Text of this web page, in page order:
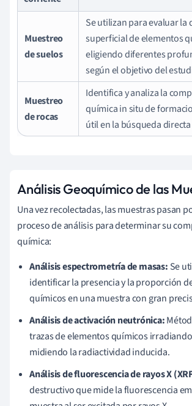
Muestreo
de suelos
Se utilizan para evaluar
superficial de elementos
eligiendo diferentes
según el objetivo del
Muestreo
de rocas
Identifica y analiza la
química in situ de
útil en la búsqueda
Análisis Geoquímico de las
Una vez recolectadas, las muestras pasan
proceso de análisis para determinar su
química:
Análisis espectrometría de masas: Se
identificar la presencia y la proporción
químicos en una muestra con gran
Análisis de activación neutrónica:
trazas de elementos químicos
midiendo la radiactividad inducida.
Análisis de fluorescencia de rayos X
destructivo que mide la fluorescencia